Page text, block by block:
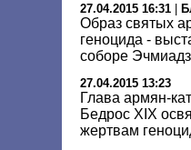
27.04.2015 16:31 |
Образ святых
геноцида -
соборе
27.04.2015 13:23
Глава армян-
Бедрос XIX
жертвам